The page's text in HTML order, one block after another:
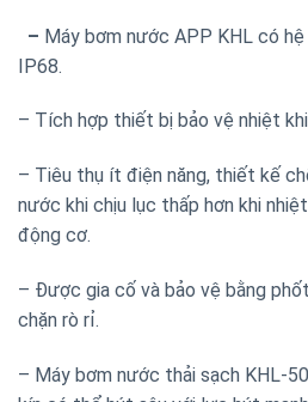
– Máy bơm nước APP KHL có
IP68.
– Tích hợp thiết bị bảo vệ nhiệt
– Tiêu thụ ít điện năng, thiết kế
nước khi chịu lục thấp hơn khi
động cơ.
– Được gia cố và bảo vệ bằng
chặn rò rỉ.
– Máy bơm nước thải sạch KHL-